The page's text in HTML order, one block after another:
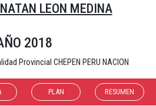
LEON MEDINA
2018
Provincial CHEPEN PERU NACION
PLAN RESUMEN